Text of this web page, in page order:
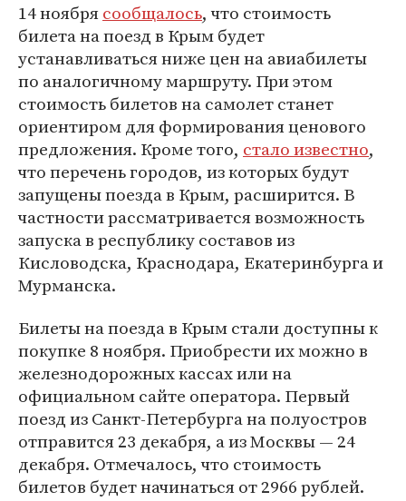
14 ноябрясообщалось, что стоимость
билета на поезд в Крым будет
устанавливаться ниже цен на авиабилеты
по аналогичному маршруту. При этом
стоимость билетов на самолет станет
ориентиром для формирования ценового
предложения. Кроме того, стало известно,
что перечень городов, из которых будут
запущены поезда в Крым, расширится. В
частности рассматривается возможность
запуска в республику составов из
Кисловодска, Краснодара, Екатеринбурга и
Мурманска.
Билеты на поезда в Крым стали доступны к
покупке 8 ноября. Приобрести их можно в
железнодорожных кассах или на
официальном сайте оператора. Первый
поезд из Санкт-Петербурга на полуостров
отправится 23 декабря, а из Москвы — 24
декабря. Отмечалось, что стоимость
билетов будет начинаться от 2966 рублей.